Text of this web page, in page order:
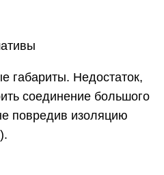
габариты. Недостаток,
соединение большого
повредив изоляцию